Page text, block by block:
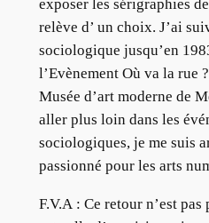
exposer les sérigraphies
relève d’ un choix. J’ai
sociologique jusqu’en
l’Evènement Où va la rue
Musée d’art moderne de
aller plus loin dans les
sociologiques, je me suis
passionné pour les arts
F.V.A : Ce retour n’est